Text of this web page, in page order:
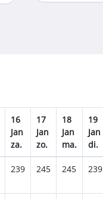
16
Jan
za.
17
Jan
zo.
18
Jan
ma.
19
Jan
di.
239 245 245 239